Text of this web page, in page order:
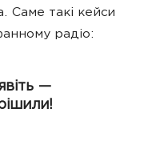
Саме такі кейси
радіо:
—